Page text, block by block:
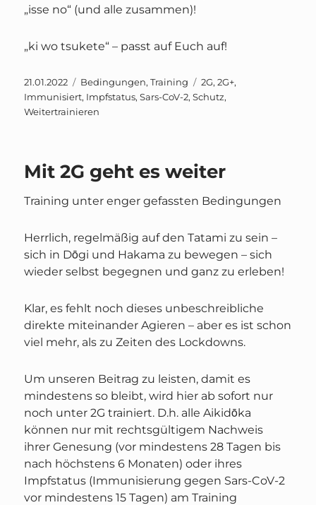
„isse no“ (und alle zusammen)!
„ki wo tsukete“ – passt auf Euch auf!
Veröffentlicht
am
21.01.2022 Kategorien
Bedingungen,Training Schlagwörter
2G,2G+,
Immunisiert, Impfstatus,Sars-CoV-2,Schutz,
Weitertrainieren
Mit 2G geht es weiter
Training unter enger gefassten Bedingungen
Herrlich, regelmäßig auf den Tatami zu sein –
sich in Dōgi und Hakama zu bewegen – sich
wieder selbst begegnen und ganz zu erleben!
Klar, es fehlt noch dieses unbeschreibliche
direkte miteinander Agieren – aber es ist schon
viel mehr, als zu Zeiten des Lockdowns.
Um unseren Beitrag zu leisten, damit es
mindestens so bleibt, wird hier ab sofort nur
noch unter 2G trainiert. D.h. alle Aikidōka
können nur mit rechtsgültigem Nachweis
ihrer Genesung (vor mindestens 28 Tagen bis
nach höchstens 6 Monaten) oder ihres
Impfstatus (Immunisierung gegen Sars-CoV-2
vor mindestens 15 Tagen) am Training